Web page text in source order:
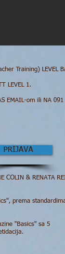
Training) LEVEL
LEVEL 1.
EMAIL-om ili NA
COLIN & RENATA
prema
"Basics" sa 5
PRIJAVA